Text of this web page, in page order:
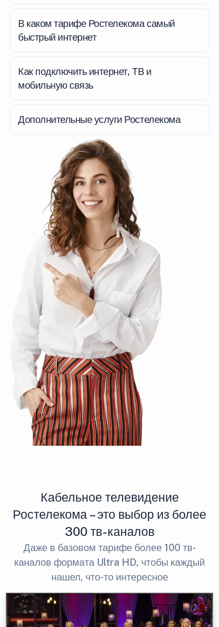
В каком тарифе Ростелекома самый
быстрый интернет
Как подключить интернет, ТВ и
мобильную связь
Дополнительные услуги Ростелекома
Кабельное телевидение
Ростелекома – это выбор из более
300 тв-каналов
Даже в базовом тарифе более 100 тв-
каналов формата Ultra HD, чтобы каждый
нашел, что-то интересное